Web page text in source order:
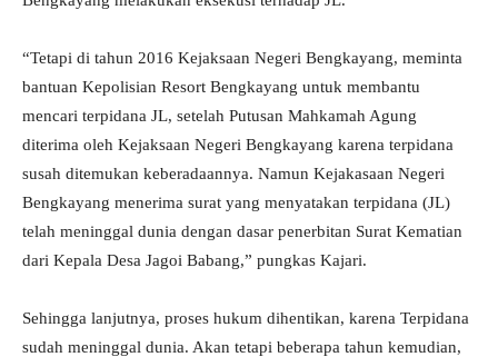
“Tetapi di tahun 2016 Kejaksaan Negeri Bengkayang, meminta
bantuan Kepolisian Resort Bengkayang untuk membantu
mencari terpidana JL, setelah Putusan Mahkamah Agung
diterima oleh Kejaksaan Negeri Bengkayang karena terpidana
susah ditemukan keberadaannya. Namun Kejakasaan Negeri
Bengkayang menerima surat yang menyatakan terpidana (JL)
telah meninggal dunia dengan dasar penerbitan Surat Kematian
dari Kepala Desa Jagoi Babang,” pungkas Kajari.
Sehingga lanjutnya, proses hukum dihentikan, karena Terpidana
sudah meninggal dunia. Akan tetapi beberapa tahun kemudian,